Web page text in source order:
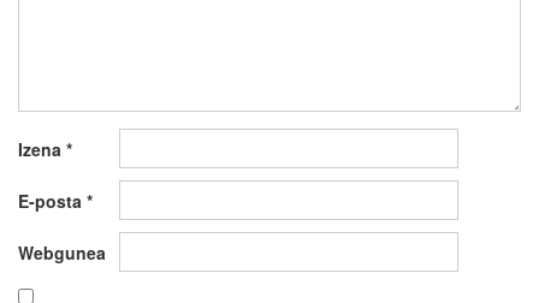
Izena *
E-posta *
Webgunea